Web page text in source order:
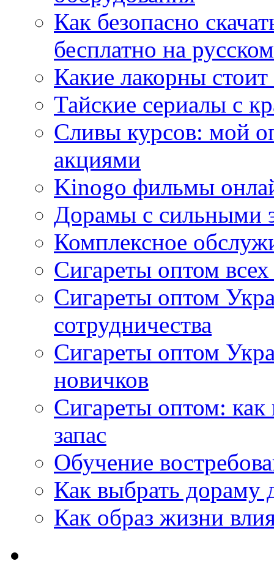
Как безопасно
бесплатно на
Какие лакорны
Тайские сериалы с
Сливы курсов: мой
акциями
Kinogo фильмы
Дорамы с сильными
Комплексное
Сигареты оптом
Сигареты оптом
сотрудничества
Сигареты оптом
новичков
Сигареты оптом:
запас
Обучение
Как выбрать дораму
Как образ жизни